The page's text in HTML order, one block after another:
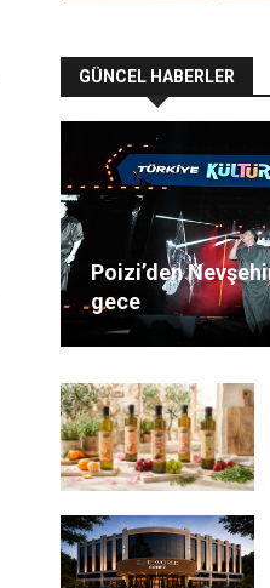
GÜNCEL HABERLER
Poizi’den
gece